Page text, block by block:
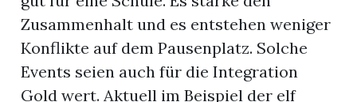
Zusammenhalt und es entstehen weniger
Konflikte auf dem Pausenplatz. Solche
Events seien auch für die Integration
Gold wert. Aktuell im Beispiel der elf